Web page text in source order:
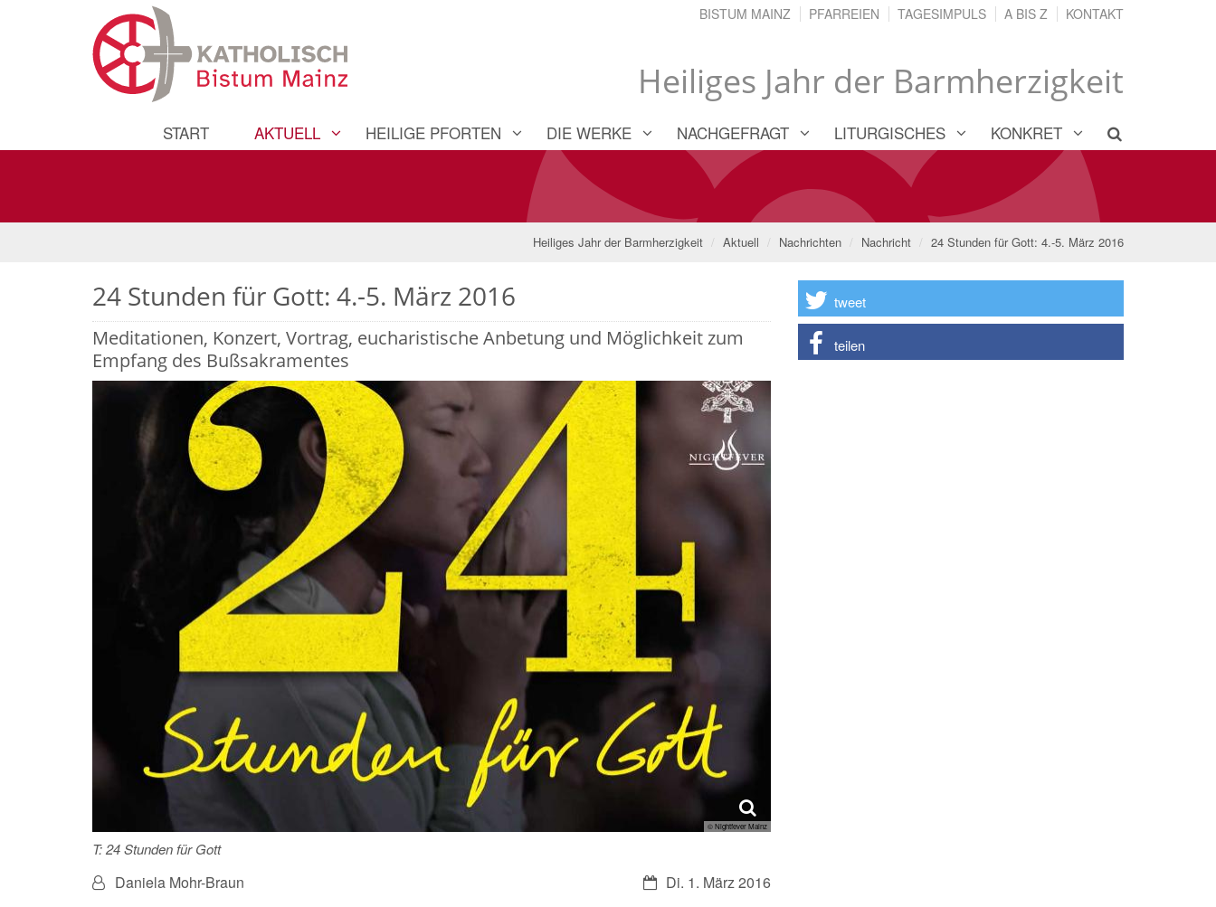
BISTUM MAINZ PFARREIEN TAGESIMPULS A BIS Z KONTAKT
Heiliges Jahr der Barmherzigkeit
START AKTUELL HEILIGE PFORTEN DIE WERKE NACHGEFRAGT LITURGISCHES KONKRET
Heiliges Jahr der Barmherzigkeit Aktuell Nachrichten Nachricht 24 Stunden für Gott: 4.-5. März 2016
24 Stunden für Gott: 4.-5. März 2016
Meditationen, Konzert, Vortrag, eucharistische Anbetung und Möglichkeit zum
Empfang des Bußsakramentes
© Nightfever Mainz
T: 24 Stunden für Gott
Datum:Di. 1. März 2016
Von:Daniela Mohr-Braun
tweet
teilen